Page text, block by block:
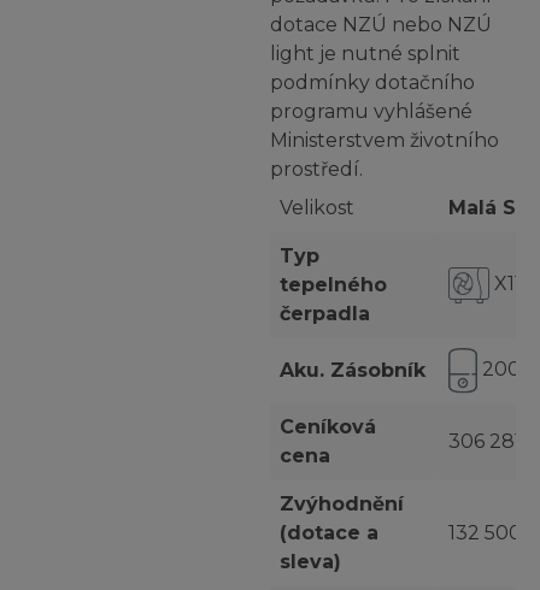
dotace NZÚ nebo NZÚ
light je nutné splnit
podmínky dotačního
programu vyhlášené
Ministerstvem životního
prostředí.
Velikost
Malá S
Typ
tepelného
čerpadla
X11
Aku. Zásobník 200 l
Ceníková
cena
306 281
Zvýhodnění
(dotace a
sleva)
132 500